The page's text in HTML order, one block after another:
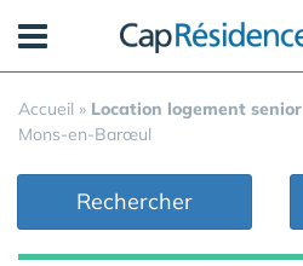
Accueil » Location logement senior
Mons-en-Barœul
Rechercher